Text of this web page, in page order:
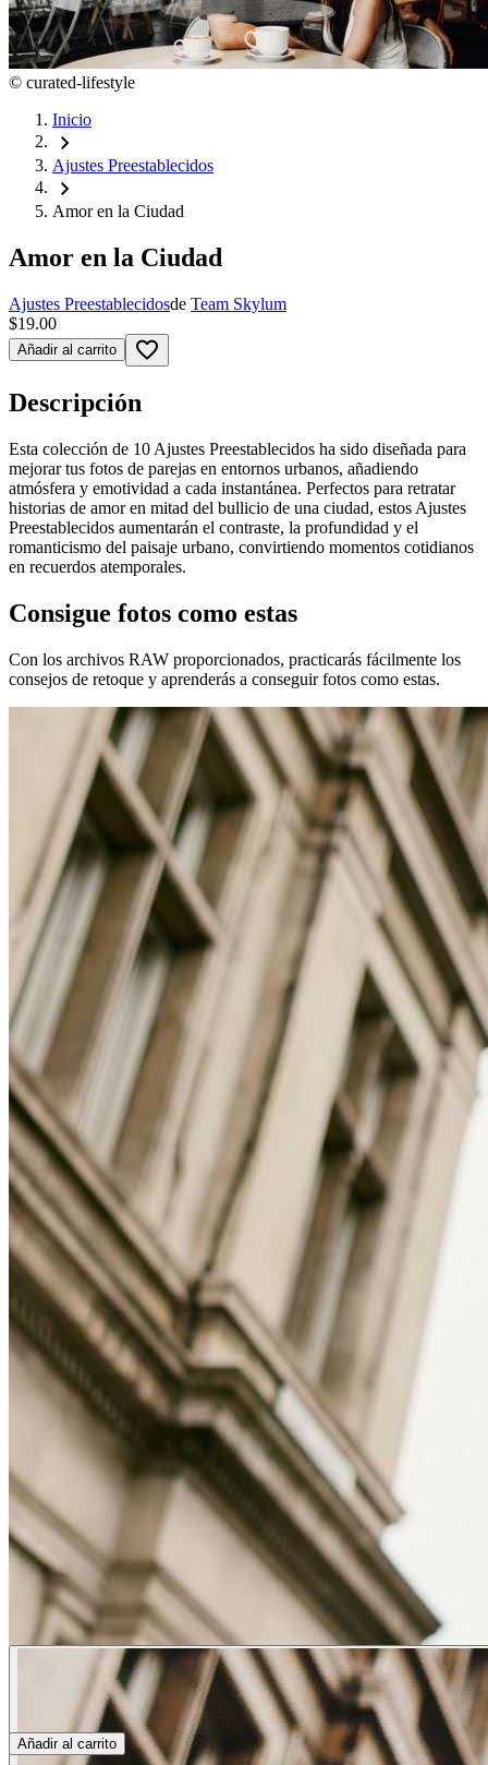
© curated-lifestyle
Inicio
chevron_right
Ajustes Preestablecidos
chevron_right
Amor en la Ciudad
Amor en la Ciudad
Ajustes Preestablecidosde Team Skylum
$19.00
Añadir al carrito favorite_border
Descripción
Esta colección de 10 Ajustes Preestablecidos ha sido diseñada para
mejorar tus fotos de parejas en entornos urbanos, añadiendo
atmósfera y emotividad a cada instantánea. Perfectos para retratar
historias de amor en mitad del bullicio de una ciudad, estos Ajustes
Preestablecidos aumentarán el contraste, la profundidad y el
romanticismo del paisaje urbano, convirtiendo momentos cotidianos
en recuerdos atemporales.
Consigue fotos como estas
Con los archivos RAW proporcionados, practicarás fácilmente los
consejos de retoque y aprenderás a conseguir fotos como estas.
Añadir al carrito